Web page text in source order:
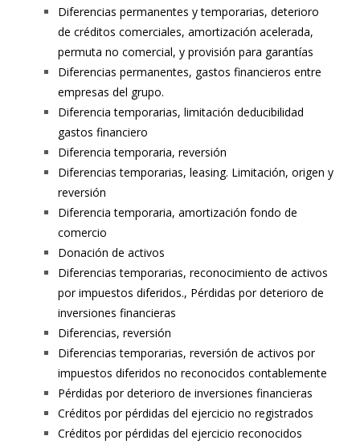
Diferencias permanentes y temporarias, deterioro
de créditos comerciales, amortización acelerada,
permuta no comercial, y provisión para garantías
Diferencias permanentes, gastos financieros entre
empresas del grupo.
Diferencia temporarias, limitación deducibilidad
gastos financiero
Diferencia temporaria, reversión
Diferencias temporarias, leasing. Limitación, origen y
reversión
Diferencia temporaria, amortización fondo de
comercio
Donación de activos
Diferencias temporarias, reconocimiento de activos
por impuestos diferidos., Pérdidas por deterioro de
inversiones financieras
Diferencias, reversión
Diferencias temporarias, reversión de activos por
impuestos diferidos no reconocidos contablemente
Pérdidas por deterioro de inversiones financieras
Créditos por pérdidas del ejercicio no registrados
Créditos por pérdidas del ejercicio reconocidos